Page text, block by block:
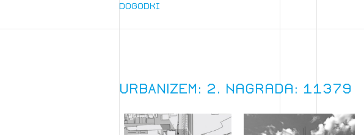
Dogodki
URBANIZEM: 2. nagrada: 11379